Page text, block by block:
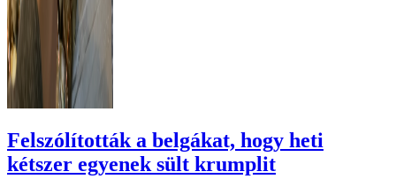
Felszólították a belgákat, hogy heti
kétszer egyenek sült krumplit